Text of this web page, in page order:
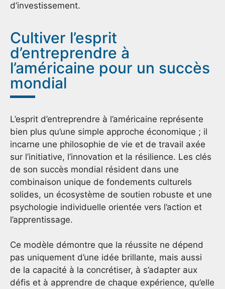
d’investissement.
Cultiver l’esprit
d’entreprendre à
l’américaine pour un succès
mondial
L’esprit d’entreprendre à l’américaine représente
bien plus qu’une simple approche économique ; il
incarne une philosophie de vie et de travail axée
sur l’initiative, l’innovation et la résilience. Les clés
de son succès mondial résident dans une
combinaison unique de fondements culturels
solides, un écosystème de soutien robuste et une
psychologie individuelle orientée vers l’action et
l’apprentissage.
Ce modèle démontre que la réussite ne dépend
pas uniquement d’une idée brillante, mais aussi
de la capacité à la concrétiser, à s’adapter aux
défis et à apprendre de chaque expérience, qu’elle